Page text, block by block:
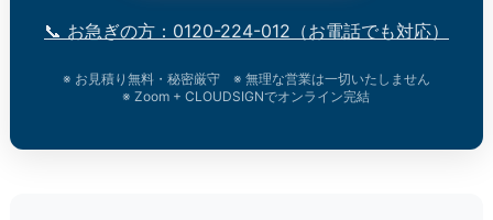
📞 お急ぎの方：0120-224-012（お電話でも対応）
※ お見積り無料・秘密厳守 ※ 無理な営業は一切いたしません
※ Zoom + CLOUDSIGNでオンライン完結